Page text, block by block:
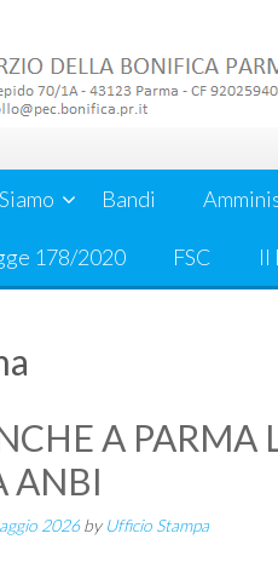
Bandi
178/2020 FSC Il
A PARMA
ANBI
2026by Ufficio Stampa